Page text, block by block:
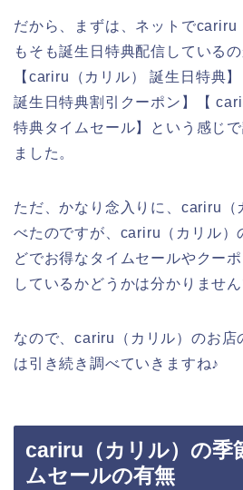
だから、まずは、ネットでcariru
もそも誕生日特典配信している
【cariru（カリル） 誕生日特典
誕生日特典割引クーポン】【
特典タイムセール】という感じ
ました。
ただ、かなり念入りに、cariru（
べたのですが、cariru（カリル）
どでお得なタイムセールやクー
しているかどうかは分かりません
なので、cariru（カリル）のお店
は引き続き調べていきますね♪
cariru（カリル）の季
ムセールの有無